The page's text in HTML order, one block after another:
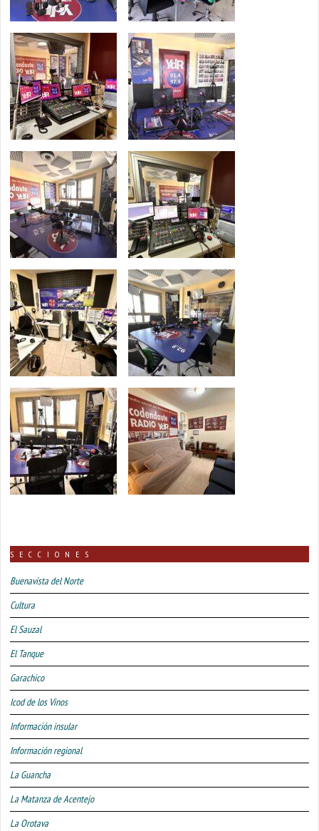
SECCIONES
Buenavista del Norte
Cultura
El Sauzal
El Tanque
Garachico
Icod de los Vinos
Información insular
Información regional
La Guancha
La Matanza de Acentejo
La Orotava